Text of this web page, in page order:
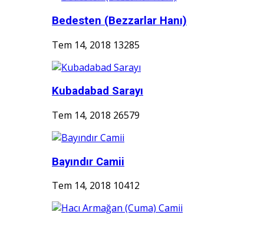
Bedesten (Bezzarlar Hanı)
Tem 14, 2018 13285
Kubadabad Sarayı
Tem 14, 2018 26579
Bayındır Camii
Tem 14, 2018 10412